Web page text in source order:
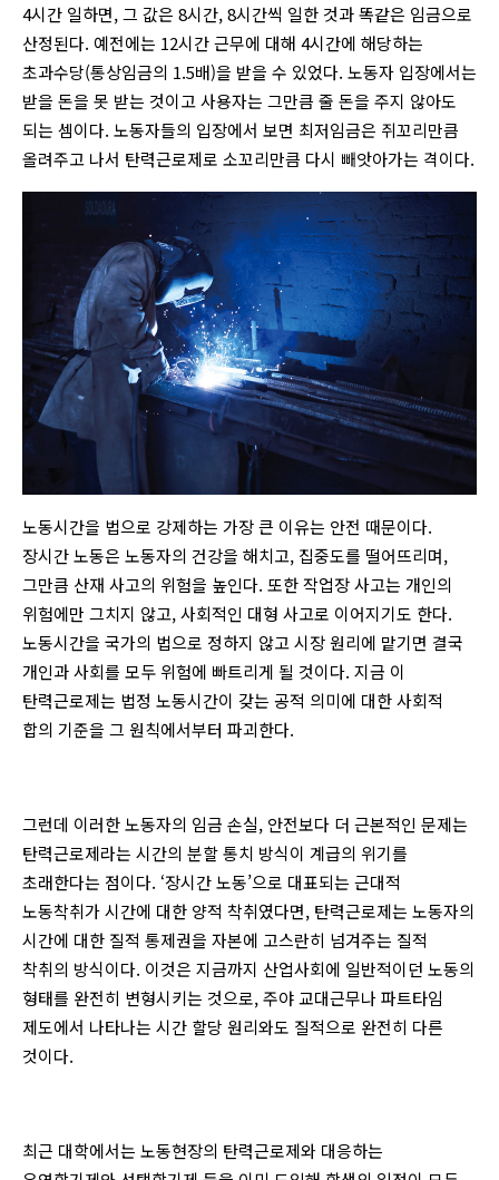
4시간 일하면, 그 값은 8시간, 8시간씩 일한 것과 똑같은 임금으로
산정된다. 예전에는 12시간 근무에 대해 4시간에 해당하는
초과수당(통상임금의 1.5배)을 받을 수 있었다. 노동자 입장에서는
받을 돈을 못 받는 것이고 사용자는 그만큼 줄 돈을 주지 않아도
되는 셈이다. 노동자들의 입장에서 보면 최저임금은 쥐꼬리만큼
올려주고 나서 탄력근로제로 소꼬리만큼 다시 빼앗아가는 격이다.
노동시간을 법으로 강제하는 가장 큰 이유는 안전 때문이다.
장시간 노동은 노동자의 건강을 해치고, 집중도를 떨어뜨리며,
그만큼 산재 사고의 위험을 높인다. 또한 작업장 사고는 개인의
위험에만 그치지 않고, 사회적인 대형 사고로 이어지기도 한다.
노동시간을 국가의 법으로 정하지 않고 시장 원리에 맡기면 결국
개인과 사회를 모두 위험에 빠트리게 될 것이다. 지금 이
탄력근로제는 법정 노동시간이 갖는 공적 의미에 대한 사회적
합의 기준을 그 원칙에서부터 파괴한다.
그런데 이러한 노동자의 임금 손실, 안전보다 더 근본적인 문제는
탄력근로제라는 시간의 분할 통치 방식이 계급의 위기를
초래한다는 점이다. ‘장시간 노동’으로 대표되는 근대적
노동착취가 시간에 대한 양적 착취였다면, 탄력근로제는 노동자의
시간에 대한 질적 통제권을 자본에 고스란히 넘겨주는 질적
착취의 방식이다. 이것은 지금까지 산업사회에 일반적이던 노동의
형태를 완전히 변형시키는 것으로, 주야 교대근무나 파트타임
제도에서 나타나는 시간 할당 원리와도 질적으로 완전히 다른
것이다.
최근 대학에서는 노동현장의 탄력근로제와 대응하는